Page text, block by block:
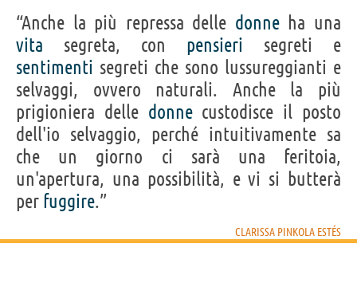
“Anche la più repressa delle donneha una
vita segreta, con pensieri segreti e
sentimenti segreti che sono lussureggianti e
selvaggi, ovvero naturali. Anche la più
prigioniera delle donnecustodisce il posto
dell'io selvaggio, perché intuitivamente sa
che un giorno ci sarà una feritoia,
un'apertura, una possibilità, e vi si butterà
per fuggire.”
CLARISSA PINKOLA ESTÉS